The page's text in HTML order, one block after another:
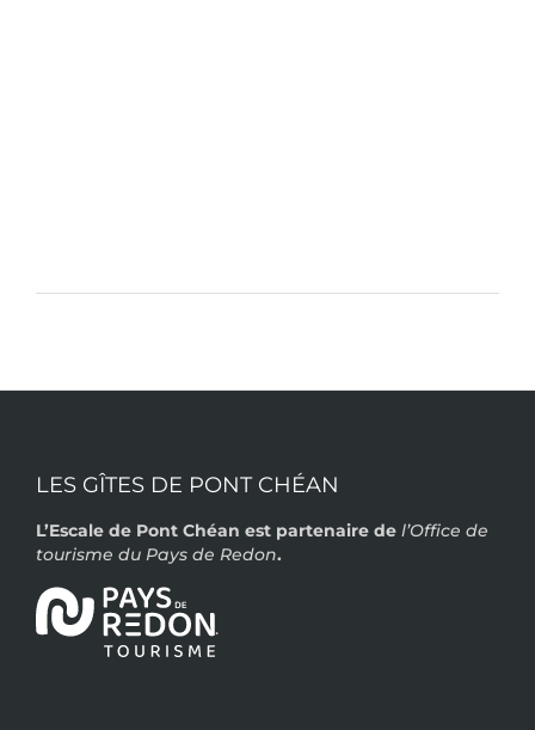
LES GÎTES DE PONT CHÉAN
L’Escale de Pont Chéan est partenaire de l’Office de
tourisme du Pays de Redon.
.